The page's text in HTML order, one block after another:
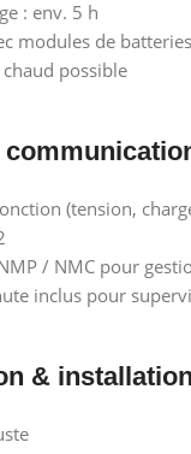
: env. 5 h
modules de
chaud possible
(tension,
/ NMC pour
inclus pour
&